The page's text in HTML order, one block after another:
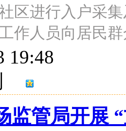
区进行入户采
作人员向居民
19:48
监管局开展